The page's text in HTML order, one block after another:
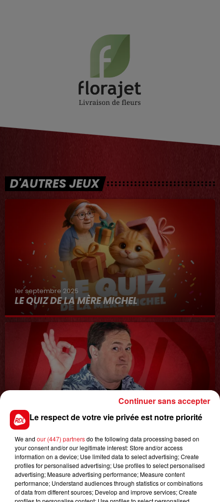
D'AUTRES JEUX
1er septembre 2025
LE QUIZ DE LA MÈRE MICHEL
8 avril 2022
LA COURSE AU CADDIE
Le respect de votre vie privée est notre priorité
We and our (447) partnersdo the following data processing based on
your consent and/or our legitimate interest: Store and/or access
information on a device; Use limited data to select advertising; Create
profiles for personalised advertising; Use profiles to select personalised
advertising; Measure advertising performance; Measure content
performance; Understand audiences through statistics or combinations
of data from different sources; Develop and improve services; Create
Continuer sans accepter